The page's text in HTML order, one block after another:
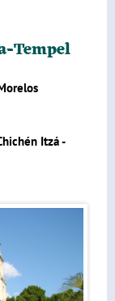
Tempel
Itzá -